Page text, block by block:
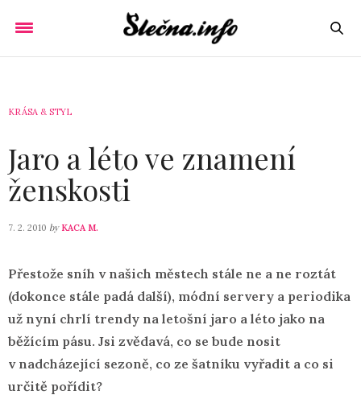
KRÁSA & STYL
Jaro a léto ve znamení
ženskosti
7. 2. 2010 by KACA M.
Přestože sníh v našich městech stále ne a ne roztát
(dokonce stále padá další), módní servery a periodika
už nyní chrlí trendy na letošní jaro a léto jako na
běžícím pásu. Jsi zvědavá, co se bude nosit
v nadcházející sezoně, co ze šatníku vyřadit a co si
určitě pořídit?